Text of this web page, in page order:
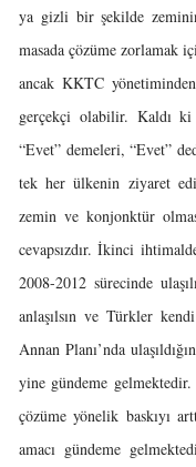
ya gizli bir şekilde
masada çözüme
ancak KKTC
gerçekçi olabilir. Kaldı ki
“Evet” demeleri, “Evet”
tek her ülkenin ziyaret
zemin ve konjonktür
cevapsızdır. İkinci
2008-2012 sürecinde
anlaşılsın ve Türkler
Annan Planı’nda
yine gündeme
çözüme yönelik baskıyı
amacı gündeme